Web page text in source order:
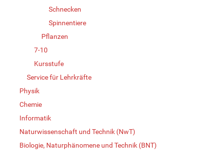
Schnecken
Spinnentiere
Pflanzen
7-10
Kursstufe
Service für Lehrkräfte
Physik
Chemie
Informatik
Naturwissenschaft und Technik (NwT)
Biologie, Naturphänomene und Technik (BNT)